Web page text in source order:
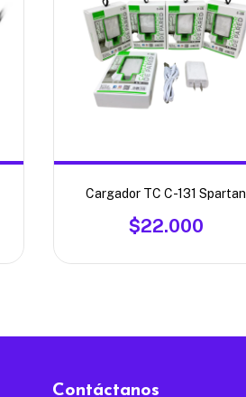
Cargador TC C-131 Spartan
$22.000
Contáctanos